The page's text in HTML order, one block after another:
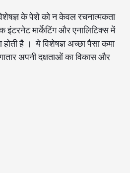
के पेशे को न केवल रचनात्मकता
इंटरनेट मार्केटिंग और एनालिटिक्स में
है । ये विशेषज्ञ अच्छा पैसा कमा
अपनी दक्षताओं का विकास और